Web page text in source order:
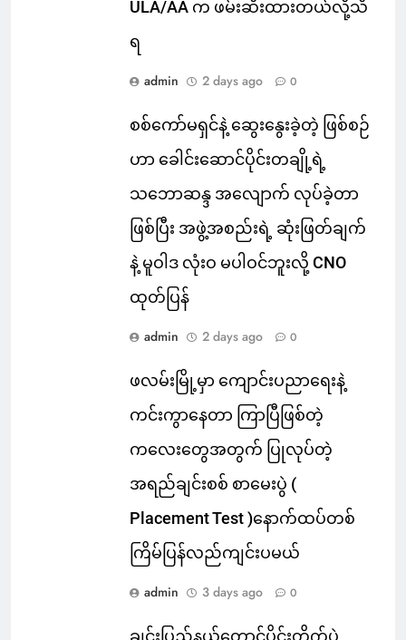
ULA/AA က ဖမ်းဆီးထားတယ်လို့သိ
ရ
admin 2 days ago 0
စစ်ကော်မရှင်နဲ့ ဆွေးနွေးခဲ့တဲ့ ဖြစ်စဉ်
ဟာ ခေါင်းဆောင်ပိုင်းတချို့ရဲ့
သဘောဆန္ဒ အလျောက် လုပ်ခဲ့တာ
ဖြစ်ပြီး အဖွဲ့အစည်းရဲ့ ဆုံးဖြတ်ချက်
နဲ့ မူဝါဒ လုံးဝ မပါဝင်ဘူးလို့ CNO
ထုတ်ပြန်
admin 2 days ago 0
ဖလမ်းမြို့မှာ ကျောင်းပညာရေးနဲ့
ကင်းကွာနေတာ ကြာပြီဖြစ်တဲ့
ကလေးတွေအတွက် ပြုလုပ်တဲ့
အရည်ချင်းစစ် စာမေးပွဲ (
Placement Test )နောက်ထပ်တစ်
ကြိမ်ပြန်လည်ကျင်းပမယ်
admin 3 days ago 0